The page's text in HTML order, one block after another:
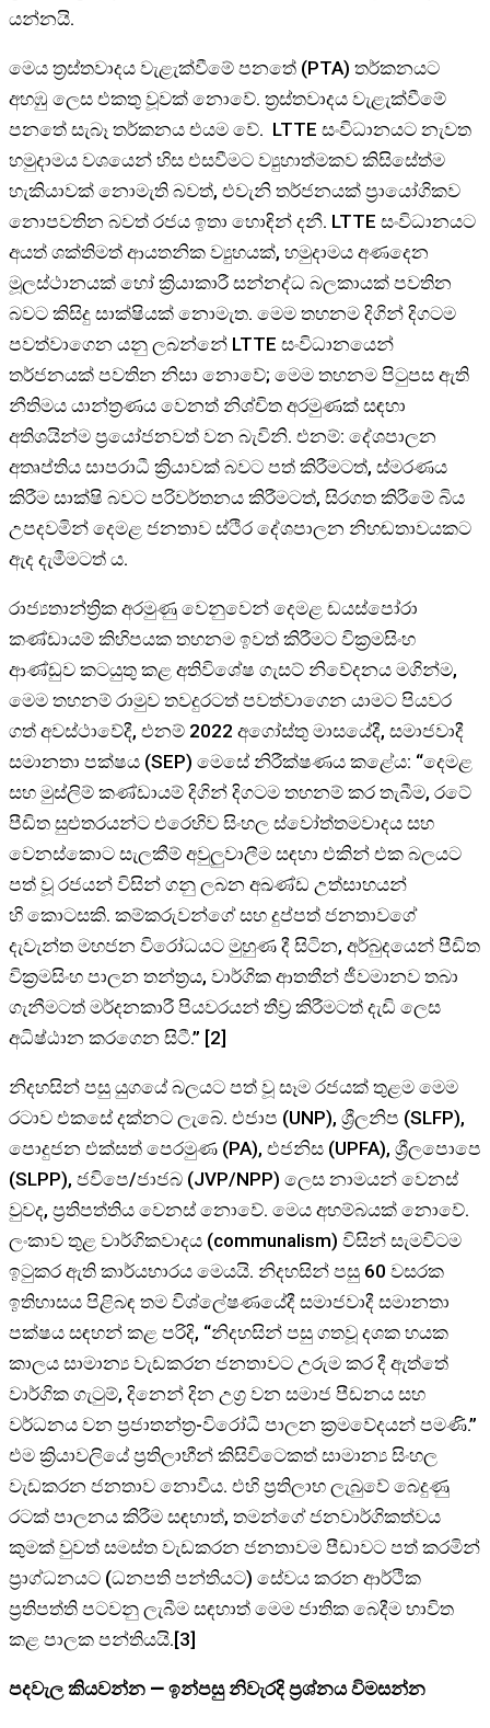
යන්නයි.
මෙය ත්‍රස්තවාදය වැළැක්වීමේ පනතේ (PTA) තර්කනයට
අහඹු ලෙස එකතු වූවක් නොවේ. ත්‍රස්තවාදය වැළැක්වීමේ
පනතේ සැබෑ තර්කනය එයම වේ. LTTE සංවිධානයට නැවත
හමුදාමය වශයෙන් හිස එසවීමට ව්‍යුහාත්මකව කිසිසේත්ම
හැකියාවක් නොමැති බවත්, එවැනි තර්ජනයක් ප්‍රායෝගිකව
නොපවතින බවත් රජය ඉතා හොඳින් දනී. LTTE සංවිධානයට
අයත් ශක්තිමත් ආයතනික ව්‍යුහයක්, හමුදාමය අණදෙන
මූලස්ථානයක් හෝ ක්‍රියාකාරී සන්නද්ධ බලකායක් පවතින
බවට කිසිදු සාක්ෂියක් නොමැත. මෙම තහනම දිගින් දිගටම
පවත්වාගෙන යනු ලබන්නේ LTTE සංවිධානයෙන්
තර්ජනයක් පවතින නිසා නොවේ; මෙම තහනම පිටුපස ඇති
නීතිමය යාන්ත්‍රණය වෙනත් නිශ්චිත අරමුණක් සඳහා
අතිශයින්ම ප්‍රයෝජනවත් වන බැවිනි. එනම්: දේශපාලන
අතෘප්තිය සාපරාධී ක්‍රියාවක් බවට පත් කිරීමටත්, ස්මරණය
කිරීම සාක්ෂි බවට පරිවර්තනය කිරීමටත්, සිරගත කිරීමේ බිය
උපදවමින් දෙමළ ජනතාව ස්ථිර දේශපාලන නිහඬතාවයකට
ඇද දැමීමටත් ය.
රාජ්‍යතාන්ත්‍රික අරමුණු වෙනුවෙන් දෙමළ ඩයස්පෝරා
කණ්ඩායම් කිහිපයක තහනම ඉවත් කිරීමට වික්‍රමසිංහ
ආණ්ඩුව කටයුතු කළ අතිවිශේෂ ගැසට් නිවේදනය මගින්ම,
මෙම තහනම් රාමුව තවදුරටත් පවත්වාගෙන යාමට පියවර
ගත් අවස්ථාවේදී, එනම් 2022 අගෝස්තු මාසයේදී, සමාජවාදී
සමානතා පක්ෂය (SEP) මෙසේ නිරීක්ෂණය කළේය: “දෙමළ
සහ මුස්ලිම් කණ්ඩායම් දිගින් දිගටම තහනම් කර තැබීම, රටේ
පීඩිත සුළුතරයන්ට එරෙහිව සිංහල ස්වෝත්තමවාදය සහ
වෙනස්කොට සැලකීම් අවුලුවාලීම සඳහා එකින් එක බලයට
පත් වූ රජයන් විසින් ගනු ලබන අඛණ්ඩ උත්සාහයන්
හි කොටසකි. කම්කරුවන්ගේ සහ දුප්පත් ජනතාවගේ
දැවැන්ත මහජන විරෝධයට මුහුණ දී සිටින, අර්බුදයෙන් පීඩිත
වික්‍රමසිංහ පාලන තන්ත්‍රය, වාර්ගික ආතතීන් ජීවමානව තබා
ගැනීමටත් මර්දනකාරී පියවරයන් තීව්‍ර කිරීමටත් දැඩි ලෙස
අධිෂ්ඨාන කරගෙන සිටී.” [2]
නිදහසින් පසු යුගයේ බලයට පත් වූ සෑම රජයක් තුළම මෙම
රටාව එකසේ දක්නට ලැබේ. එජාප (UNP), ශ්‍රීලනිප (SLFP),
පොදුජන එක්සත් පෙරමුණ (PA), එජනිස (UPFA), ශ්‍රීලපොපෙ
(SLPP), ජවිපෙ/ජාජබ (JVP/NPP) ලෙස නාමයන් වෙනස්
වුවද, ප්‍රතිපත්තිය වෙනස් නොවේ. මෙය අහම්බයක් නොවේ.
ලංකාව තුළ වාර්ගිකවාදය (communalism) විසින් සැමවිටම
ඉටුකර ඇති කාර්යභාරය මෙයයි. නිදහසින් පසු 60 වසරක
ඉතිහාසය පිළිබඳ තම විශ්ලේෂණයේදී සමාජවාදී සමානතා
පක්ෂය සඳහන් කළ පරිදි, “නිදහසින් පසු ගතවූ දශක හයක
කාලය සාමාන්‍ය වැඩකරන ජනතාවට උරුම කර දී ඇත්තේ
වාර්ගික ගැටුම්, දිනෙන් දින උග්‍ර වන සමාජ පීඩනය සහ
වර්ධනය වන ප්‍රජාතන්ත්‍ර-විරෝධී පාලන ක්‍රමවේදයන් පමණි.”
එම ක්‍රියාවලියේ ප්‍රතිලාභීන් කිසිවිටෙකත් සාමාන්‍ය සිංහල
වැඩකරන ජනතාව නොවීය. එහි ප්‍රතිලාභ ලැබුවේ බෙදුණු
රටක් පාලනය කිරීම සඳහාත්, තමන්ගේ ජනවාර්ගිකත්වය
කුමක් වුවත් සමස්ත වැඩකරන ජනතාවම පීඩාවට පත් කරමින්
ප්‍රාග්ධනයට (ධනපති පන්තියට) සේවය කරන ආර්ථික
ප්‍රතිපත්ති පටවනු ලැබීම සඳහාත් මෙම ජාතික බෙදීම භාවිත
කළ පාලක පන්තියයි.[3]
පදවැල කියවන්න — ඉන්පසු නිවැරදි ප්‍රශ්නය විමසන්න